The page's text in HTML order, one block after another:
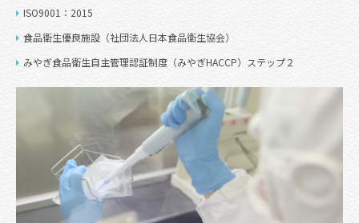
ISO9001：2015
食品衛生優良施設（社団法人日本食品衛生協会）
みやぎ食品衛生自主管理認証制度（みやぎHACCP）ステップ２